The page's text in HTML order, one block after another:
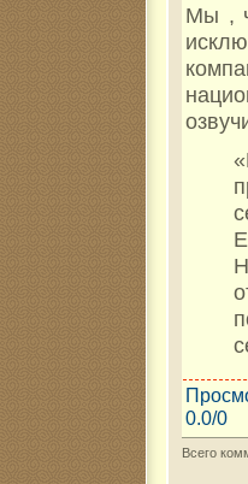
Мы ,
0.0/0
Всего